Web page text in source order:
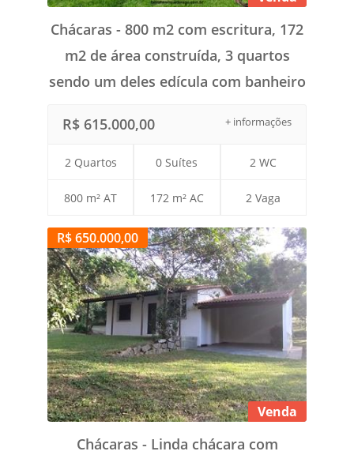
Chácaras - 800 m2 com escritura, 172
m2 de área construída, 3 quartos
sendo um deles edícula com banheiro
+ informações
R$ 615.000,00
2 Quartos 0 Suítes 2 WC
800 m² AT 172 m² AC 2 Vaga
R$ 650.000,00
Venda
Chácaras - Linda chácara com